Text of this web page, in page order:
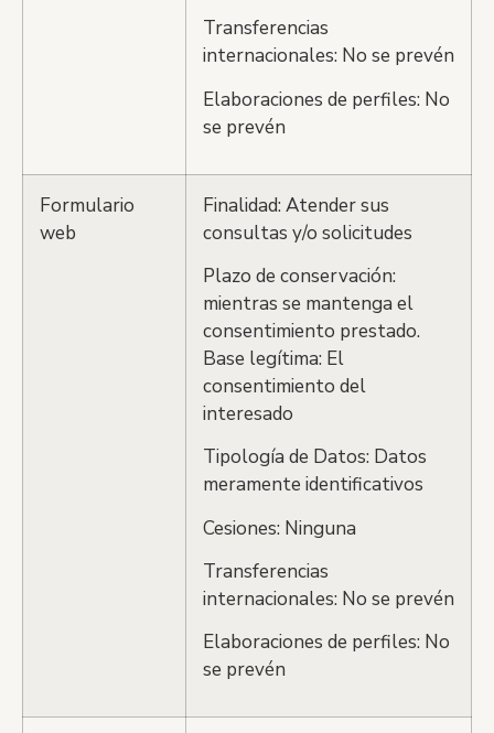
Transferencias
internacionales: No se prevén
Elaboraciones de perfiles: No
se prevén
Formulario
web
Finalidad: Atender sus
consultas y/o solicitudes
Plazo de conservación:
mientras se mantenga el
consentimiento prestado.
Base legítima: El
consentimiento del
interesado
Tipología de Datos: Datos
meramente identificativos
Cesiones: Ninguna
Transferencias
internacionales: No se prevén
Elaboraciones de perfiles: No
se prevén